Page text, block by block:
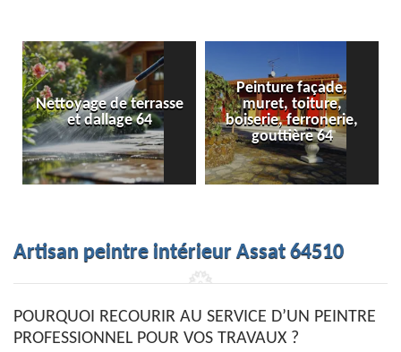
Nettoyage de terrasse
et dallage 64
Peinture façade,
muret, toiture,
boiserie, ferronerie,
gouttière 64
Artisan peintre intérieur Assat 64510
POURQUOI RECOURIR AU SERVICE D’UN PEINTRE
PROFESSIONNEL POUR VOS TRAVAUX ?